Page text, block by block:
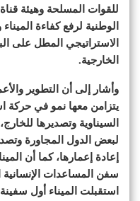
للقوات المسلحة وهيئة
الوطنية لرفع كفاءة
الاستراتيجي المطل على
الخارجية.
وأشار إلى أن التطوير
يتزامن معها نمو في حركة
السيناوية وتصديرها
لبعض الدول المجاورة
إعادة إعمارها، كما أن
سفن المساعدات الإنسانية
استقبلت الميناء أول